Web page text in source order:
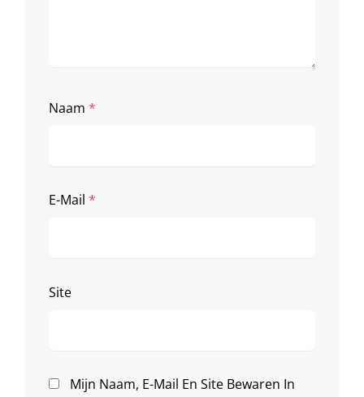
Naam *
E-Mail *
Site
Mijn Naam, E-Mail En Site Bewaren In